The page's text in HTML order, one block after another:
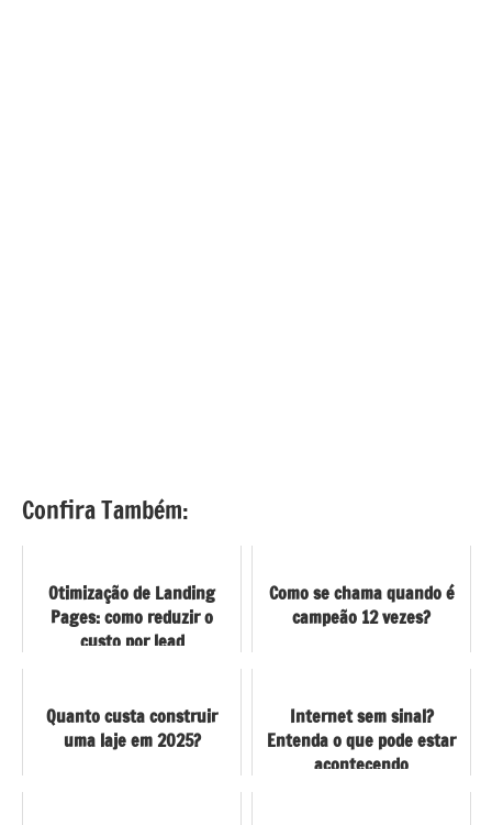
Confira Também:
Otimização de Landing
Pages: como reduzir o
custo por lead
Como se chama quando é
campeão 12 vezes?
Quanto custa construir
uma laje em 2025?
Internet sem sinal?
Entenda o que pode estar
acontecendo